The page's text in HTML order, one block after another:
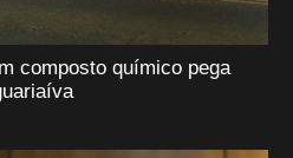
composto químico pega